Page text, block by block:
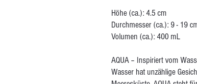
Höhe (ca.): 4.5 cm
Durchmesser (ca.): 9 - 19
Volumen (ca.): 400 mL
AQUA – Inspiriert vom
Wasser hat unzählige